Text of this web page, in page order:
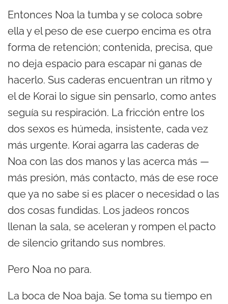
Entonces Noa la tumba y se coloca sobre
ella y el peso de ese cuerpo encima es otra
forma de retención; contenida, precisa, que
no deja espacio para escapar ni ganas de
hacerlo. Sus caderas encuentran un ritmo y
el de Korai lo sigue sin pensarlo, como antes
seguía su respiración. La fricción entre los
dos sexos es húmeda, insistente, cada vez
más urgente. Korai agarra las caderas de
Noa con las dos manos y las acerca más —
más presión, más contacto, más de ese roce
que ya no sabe si es placer o necesidad o las
dos cosas fundidas. Los jadeos roncos
llenan la sala, se aceleran y rompen el pacto
de silencio gritando sus nombres.
Pero Noa no para.
La boca de Noa baja. Se toma su tiempo en